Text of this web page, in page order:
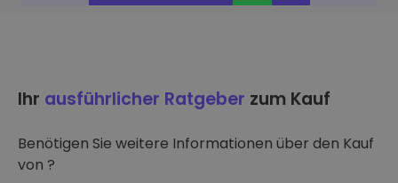
Ihr ausführlicher Ratgeber zum Kauf
Benötigen Sie weitere Informationen über den Kauf
von ?